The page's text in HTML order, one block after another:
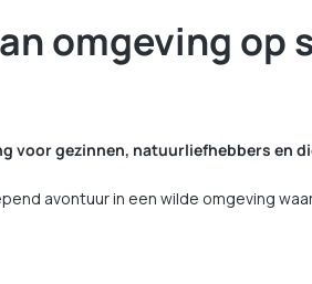
omgeving op
voor gezinnen, natuurliefhebbers en
avontuur in een wilde omgeving